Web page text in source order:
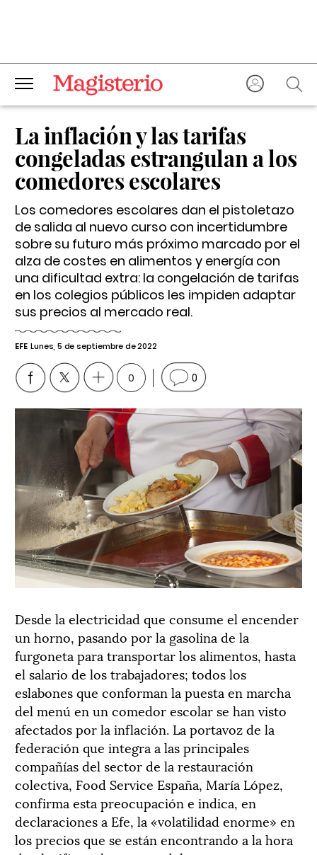
La inflación y las tarifas
congeladas estrangulan a los
comedores escolares
Los comedores escolares dan el pistoletazo
de salida al nuevo curso con incertidumbre
sobre su futuro más próximo marcado por el
alza de costes en alimentos y energía con
una dificultad extra: la congelación de tarifas
en los colegios públicos les impiden adaptar
sus precios al mercado real.
EFE Lunes, 5 de septiembre de 2022
0 0
Desde la electricidad que consume el encender
un horno, pasando por la gasolina de la
furgoneta para transportar los alimentos, hasta
el salario de los trabajadores; todos los
eslabones que conforman la puesta en marcha
del menú en un comedor escolar se han visto
afectados por la inflación. La portavoz de la
federación que integra a las principales
compañías del sector de la restauración
colectiva, Food Service España, María López,
confirma esta preocupación e indica, en
declaraciones a Efe, la «volatilidad enorme» en
los precios que se están encontrando a la hora